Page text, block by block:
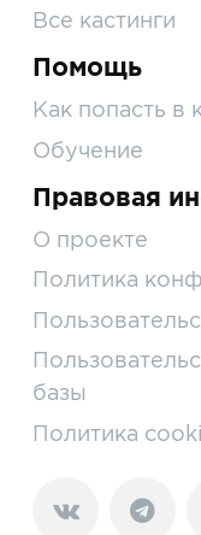
Все кастинги
Помощь
Как попасть в
Обучение
Правовая
О проекте
Политика
базы
Политика